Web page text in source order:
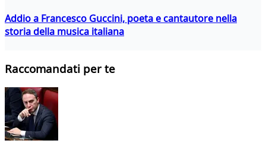
Addio a Francesco Guccini, poeta e cantautore nella
storia della musica italiana
Raccomandati per te